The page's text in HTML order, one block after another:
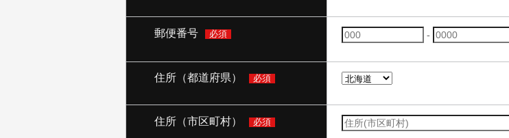
郵便番号 必須 -
住所（都道府県） 必須
住所（市区町村） 必須